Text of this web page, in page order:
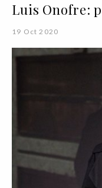
Luis Onofre:
19 Oct 2020